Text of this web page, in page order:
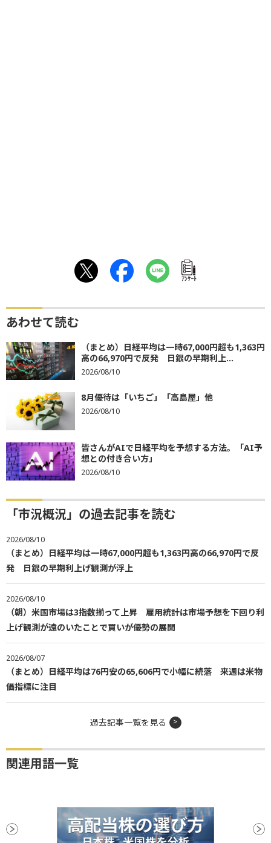
ｱﾝｹｰﾄ
あわせて読む
（まとめ）日経平均は一時67,000円超も1,363円
高の66,970円で反発 日銀の早期利上...
2026/08/10
8月優待は「いちご」「高島屋」他
2026/08/10
皆さんがAIで日経平均を予想する方法。「AI予
想との付き合い方」
2026/08/10
「市況概況」の過去記事を読む
2026/08/10
（まとめ）日経平均は一時67,000円超も1,363円高の66,970円で反
発 日銀の早期利上げ観測が浮上
2026/08/10
（朝）米国市場は3指数揃って上昇 雇用統計は市場予想を下回り利
上げ観測が遠のいたことで買いが優勢の展開
2026/08/07
（まとめ）日経平均は76円安の65,606円で小幅に続落 来週は米物
価指標に注目
過去記事一覧を見る
関連用語一覧